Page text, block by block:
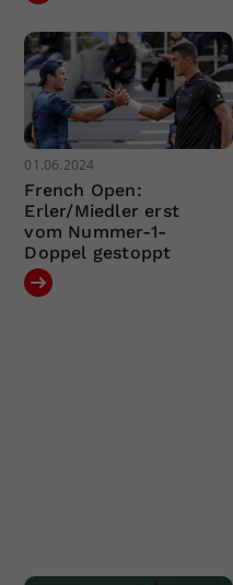
01.06.2024
French Open:
Erler/Miedler erst
vom Nummer-1-
Doppel gestoppt